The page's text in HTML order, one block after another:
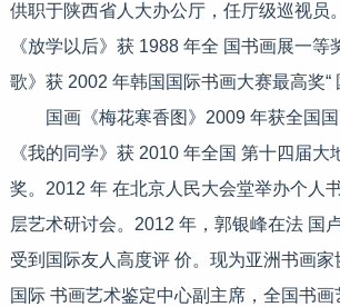
供职于陕西省人大办公厅，任厅级巡视员
《放学以后》获 1988 年全 国书画展一等
歌》获 2002 年韩国国际书画大赛最高奖“
国画《梅花寒香图》2009 年获全国
《我的同学》获 2010 年全国 第十四届大
奖。2012 年 在北京人民大会堂举办个人
层艺术研讨会。2012 年，郭银峰在法 国
受到国际友人高度评 价。现为亚洲书画家
国际 书画艺术鉴定中心副主席，全国书画